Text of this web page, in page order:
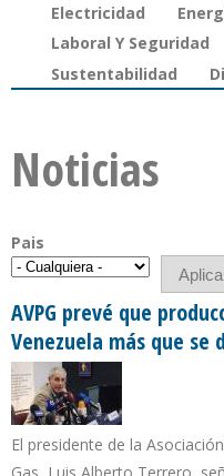
Electricidad
Laboral Y Seguridad
Sustentabilidad
Noticias
Pais
AVPG prevé que
Venezuela más que se
El presidente de la